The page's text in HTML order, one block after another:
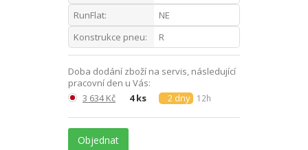
RunFlat:
NE
Konstrukce pneu:
R
Doba dodání zboží na servis, následující
pracovní den u Vás:
3 634 Kč
4 ks 2 dny 12h
Objednat